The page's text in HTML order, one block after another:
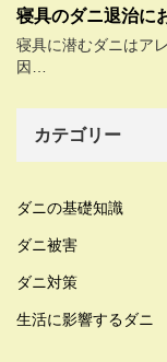
寝具のダニ退治に
寝具に潜むダニはア
因…
カテゴリー
ダニの基礎知識
ダニ被害
ダニ対策
生活に影響するダニ